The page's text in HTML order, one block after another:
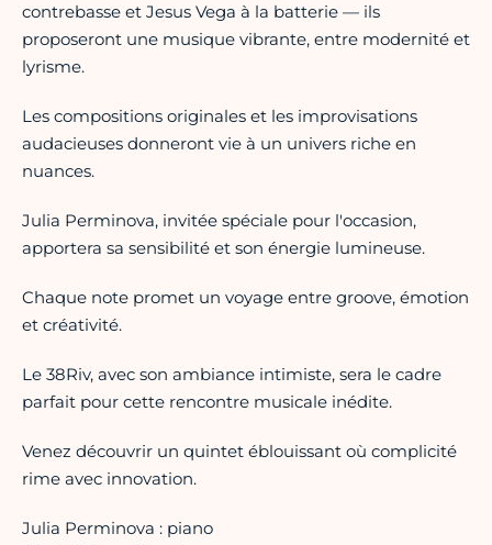
contrebasse et Jesus Vega à la batterie — ils
proposeront une musique vibrante, entre modernité et
lyrisme.
Les compositions originales et les improvisations
audacieuses donneront vie à un univers riche en
nuances.
Julia Perminova, invitée spéciale pour l'occasion,
apportera sa sensibilité et son énergie lumineuse.
Chaque note promet un voyage entre groove, émotion
et créativité.
Le 38Riv, avec son ambiance intimiste, sera le cadre
parfait pour cette rencontre musicale inédite.
Venez découvrir un quintet éblouissant où complicité
rime avec innovation.
Julia Perminova : piano